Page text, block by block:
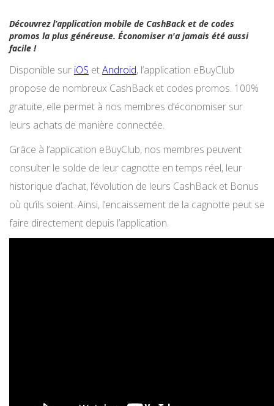
Découvrez l’application mobile de CashBack et de codes
promos la plus généreuse. Économiser n'a jamais été aussi
facile !
Disponible sur iOS etAndroid, l’application eBuyClub
propose de nombreux CashBack et codes promos. 100%
gratuite, elle permet à nos membres d’économiser sur
leurs achats de manière connectée.
Grâce à l’application eBuyClub, nos membres peuvent
consulter le solde de leur cagnotte en temps réel, leur
historique d’achat, l’évolution de leurs CashBack et Bonus
où qu’ils soient. Ainsi, l’encaissement de la cagnotte peut se
faire directement depuis l’application.